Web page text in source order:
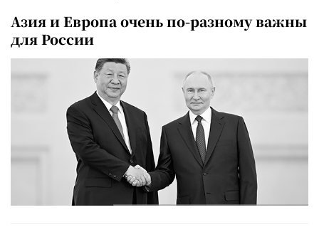
Азия и Европа очень по-разному важны
для России